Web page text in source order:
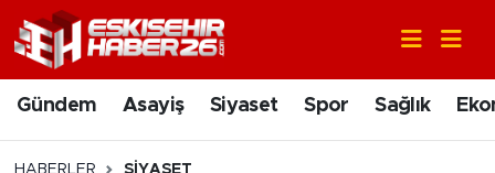
Gündem Asayiş Siyaset Spor Sağlık
HABERLER SIYASET
Gündem
Asayiş
Nöbetçi Eczaneler
Hava Durumu